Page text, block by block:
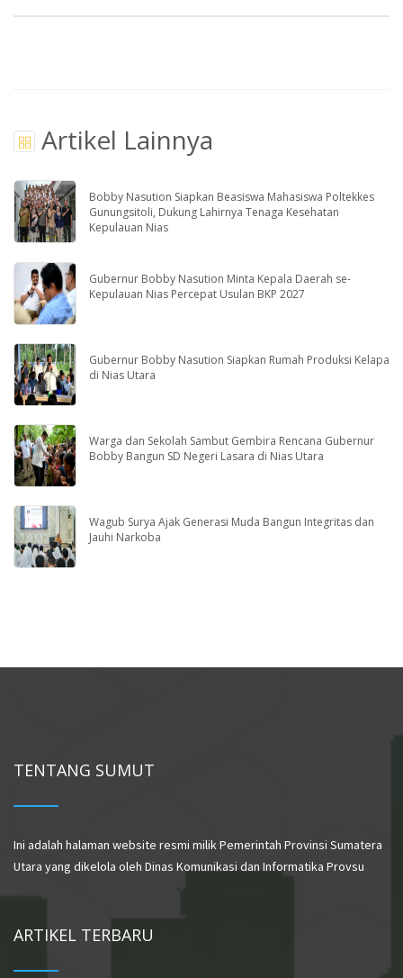
Artikel Lainnya
Bobby Nasution Siapkan Beasiswa Mahasiswa Poltekkes
Gunungsitoli, Dukung Lahirnya Tenaga Kesehatan
Kepulauan Nias
Gubernur Bobby Nasution Minta Kepala Daerah se-
Kepulauan Nias Percepat Usulan BKP 2027
Gubernur Bobby Nasution Siapkan Rumah Produksi Kelapa
di Nias Utara
Warga dan Sekolah Sambut Gembira Rencana Gubernur
Bobby Bangun SD Negeri Lasara di Nias Utara
Wagub Surya Ajak Generasi Muda Bangun Integritas dan
Jauhi Narkoba
TENTANG SUMUT
Ini adalah halaman website resmi milik Pemerintah Provinsi Sumatera
Utara yang dikelola oleh Dinas Komunikasi dan Informatika Provsu
ARTIKEL TERBARU